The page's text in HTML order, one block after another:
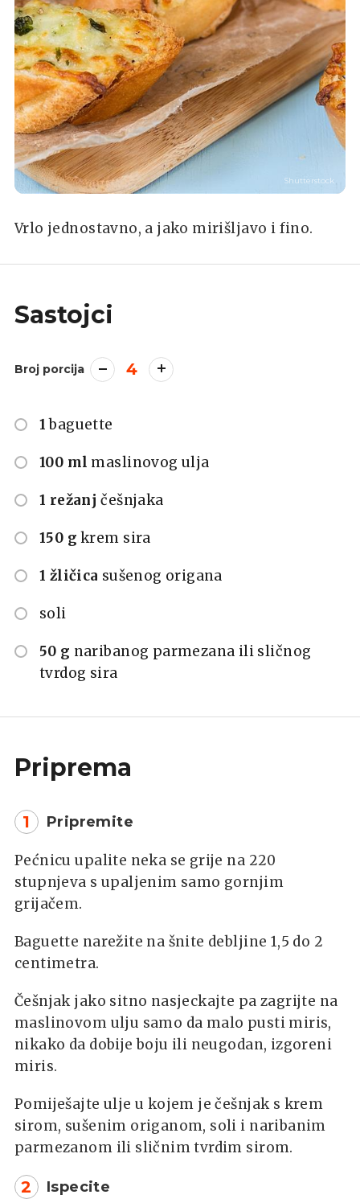
Shutterstock
Vrlo jednostavno, a jako mirišljavo i fino.
Sastojci
Broj porcija 4
1 baguette
100 ml maslinovog ulja
1 režanj češnjaka
150 g krem sira
1 žličica sušenog origana
soli
50 g naribanog parmezana ili sličnog
tvrdog sira
Priprema
1 Pripremite
Pećnicu upalite neka se grije na 220
stupnjeva s upaljenim samo gornjim
grijačem.
Baguette narežite na šnite debljine 1,5 do 2
centimetra.
Češnjak jako sitno nasjeckajte pa zagrijte na
maslinovom ulju samo da malo pusti miris,
nikako da dobije boju ili neugodan, izgoreni
miris.
Pomiješajte ulje u kojem je češnjak s krem
sirom, sušenim origanom, soli i naribanim
parmezanom ili sličnim tvrdim sirom.
2 Ispecite